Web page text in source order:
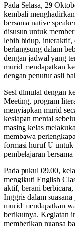
Pada Selasa, 29
kembali
bersama native
disusun untuk
lebih hidup, interaktif,
berlangsung dalam
dengan jadwal yang
murid mendapatkan
dengan penutur asli
Sesi dimulai dengan
Meeting, program
menyiapkan murid
kesiapan mental
masing kelas
membawa
formasi huruf U untuk
pembelajaran bersama
Pada pukul 09.00,
mengikuti English
aktif, berani berbicara,
Inggris dalam suasana
murid mendapatkan
berikutnya. Kegiatan
memberikan nuansa